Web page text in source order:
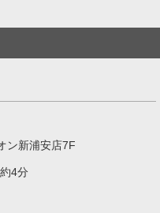
ン新浦安店7F
4分